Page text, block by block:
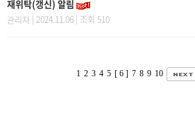
재위탁(갱신) 알림
관리자 | 2024.11.06 | 조회 510
1 2 3 4 5 [ 6 ] 7 8 9 10